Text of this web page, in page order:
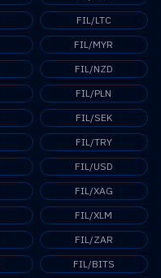
FIL/LTC
FIL/MYR
FIL/NZD
FIL/PLN
FIL/SEK
FIL/TRY
FIL/USD
FIL/XAG
FIL/XLM
FIL/ZAR
FIL/BITS